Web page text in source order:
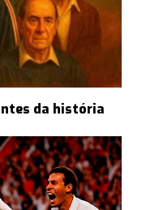
da história